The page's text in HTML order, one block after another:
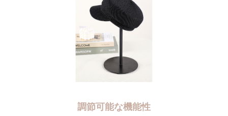
調節可能な機能性